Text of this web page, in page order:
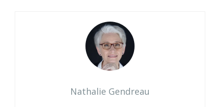
Nathalie Gendreau